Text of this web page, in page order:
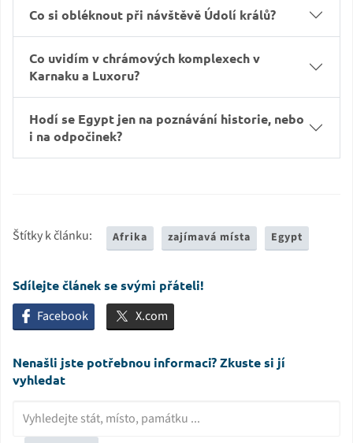
Co si obléknout při návštěvě Údolí králů?
Co uvidím v chrámových komplexech v
Karnaku a Luxoru?
Hodí se Egypt jen na poznávání historie, nebo
i na odpočinek?
Štítky k článku: Afrika zajímavá místa Egypt
Sdílejte článek se svými přáteli!
Facebook X.com
Nenašli jste potřebnou informaci? Zkuste si jí
vyhledat